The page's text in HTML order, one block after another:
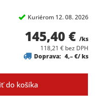
Kuriérom 12. 08. 2026
do košíka
145,40 € /ks
118,21 € bez DPH
Doprava: 4,– €/ ks